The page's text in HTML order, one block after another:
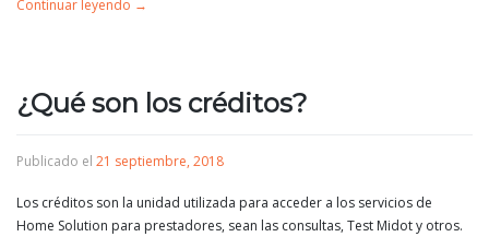
Continuar leyendo →
¿Qué son los créditos?
Publicado el 21 septiembre, 2018
Los créditos son la unidad utilizada para acceder a los servicios de
Home Solution para prestadores, sean las consultas, Test Midot y otros.